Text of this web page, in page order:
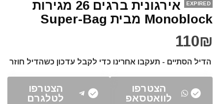
EXPIRED
אירגונית ברגים 26 מגירות
Monoblock מבית Super-Bag
110₪
הדיל הסתיים - תעקבו אחרינו כדי לקבל עדכון כשהדיל חוזר
הצטרפו
לוואטסאפ
הצטרפו
לטלגרם